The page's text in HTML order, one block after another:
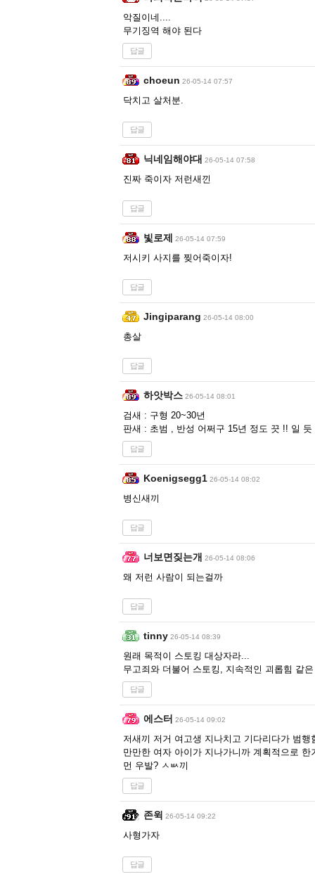
악질이네....
무기징역 해야 된다
답글
choeun 26-05-14 07:57
닥치고 살처분.
답글
닉네임해야대 26-05-14 07:58
진짜 죽이자 저런새낀
답글
빛로제 26-05-14 07:59
저시키 사지를 찢어죽이자!
답글
Jingiparang 26-05-14 08:00
총살
답글
하앗박스 26-05-14 08:01
검새 : 구형 20~30년
판새 : 초범 , 반성 어쩌구 15년 정도 끗 !! 일 듯
답글
Koenigsegg1 26-05-14 08:02
병신새끼
답글
너보면짖는개 26-05-14 08:06
왜 저런 사람이 되는걸까
답글
tinny 26-05-14 08:39
원래 목적이 스토킹 대상자라...
무고죄와 더불어 스토킹, 지속적인 괴롭힘 같
답글
에스터 26-05-14 09:02
저새끼 저거 여고생 지나치고 기다리다가 범행
만만한 여자 아이가 지나가니까 계획적으로 한
먼 우발? ㅅㅄ끼
답글
존윅 26-05-14 09:22
사형가자
답글